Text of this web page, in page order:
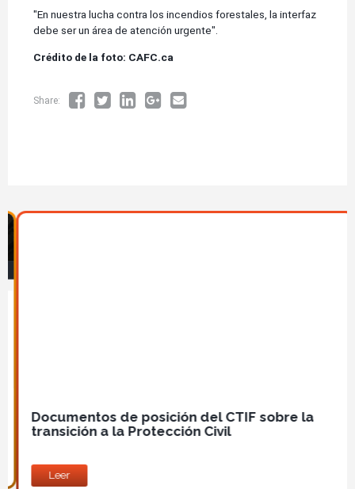
Imagen
Documentos de posición del CTIF sobre la
transición a la Protección Civil
Leer
"En nuestra lucha contra los incendios forestales, la interfaz
debe ser un área de atención urgente".
Crédito de la foto: CAFC.ca
Share: